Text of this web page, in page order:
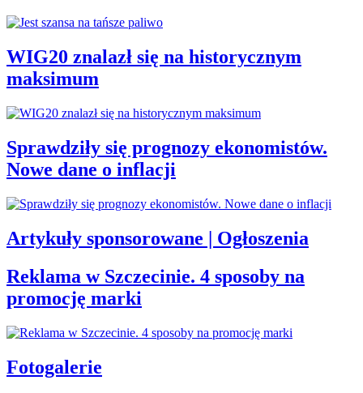
WIG20 znalazł się na historycznym
maksimum
Sprawdziły się prognozy ekonomistów.
Nowe dane o inflacji
Artykuły sponsorowane | Ogłoszenia
Reklama w Szczecinie. 4 sposoby na
promocję marki
Fotogalerie